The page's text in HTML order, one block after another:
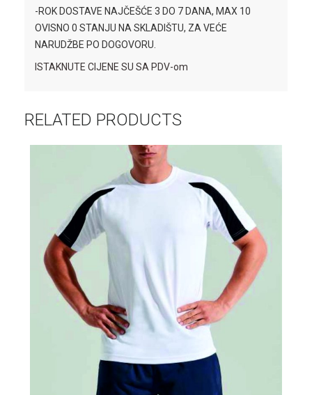
-ROK DOSTAVE NAJČEŠĆE 3 DO 7 DANA, MAX 10
OVISNO 0 STANJU NA SKLADIŠTU, ZA VEĆE
NARUDŽBE PO DOGOVORU.
ISTAKNUTE CIJENE SU SA PDV-om
RELATED PRODUCTS